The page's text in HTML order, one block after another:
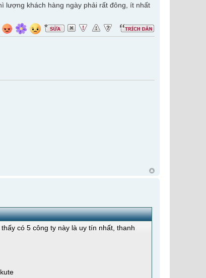
lượng khách hàng ngày phải rất đông, ít nhất
có 5 công ty này là uy tín nhất, thanh